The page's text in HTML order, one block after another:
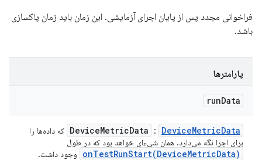
فراخوانی مجدد پس از پایان اجرای آزمایشی. این زمان باید زمان پاکسازی
باشد.
پارامترها
runData
DeviceMetricData : DeviceMetricData
که داده‌ها را
برای اجرا نگه می‌دارد. همان شیء‌ای خواهد بود که در طول
onTestRunStart(DeviceMetricData) وجود داشت.